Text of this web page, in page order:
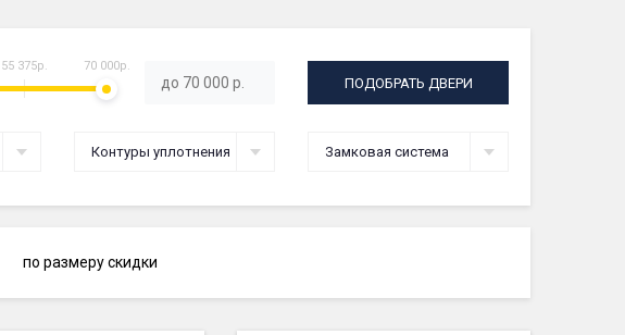
55 375р. 70 000р.
ПОДОБРАТЬ ДВЕРИ
Контуры уплотнения Замковая система
по размеру скидки